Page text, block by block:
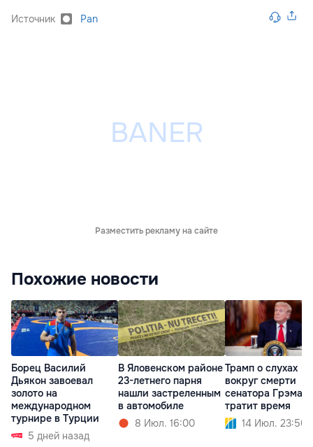
Источник Pan
Разместить рекламу на сайте
Похожие новости
Борец Василий
Дьякон завоевал
золото на
международном
турнире в Турции
5 дней назад
В Яловенском районе
23-летнего парня
нашли застреленным
в автомобиле
8 Июл. 16:00
Трамп о слухах
вокруг смерти
сенатора Грэма:
тратит время
14 Июл. 23:50